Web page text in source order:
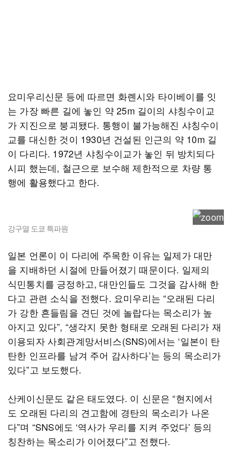
요미우리신문 등에 따르면 화롄시와 타이베이를 잇
는 가장 빠른 길에 놓인 약 25m 길이의 샤칭수이교
가 지진으로 붕괴됐다. 통행이 불가능해진 샤칭수이
교를 대신한 것이 1930년 건설된 인근의 약 10m 길
이 다리다. 1972년 샤칭수이교가 놓인 뒤 방치되다
시피 했는데, 철근으로 보수해 제한적으로 차량 통
행에 활용했다고 한다.
강구열 도쿄 특파원
일본 언론이 이 다리에 주목한 이유는 일제가 대만
을 지배하던 시절에 만들어졌기 때문이다. 일제의
식민통치를 긍정하고, 대만인들도 그것을 감사해 한
다고 관련 소식을 전했다. 요미우리는 “오래된 다리
가 강한 흔들림을 견딘 것에 놀랍다는 목소리가 높
아지고 있다”, “생각지 못한 형태로 오래된 다리가 재
이용되자 사회관계망서비스(SNS)에서는 ‘일본이 탄
탄한 인프라를 남겨 주어 감사하다’는 등의 목소리가
있다”고 보도했다.
산케이신문도 같은 태도였다. 이 신문은 “현지에서
도 오래된 다리의 견고함에 경탄의 목소리가 나온
다”며 “SNS에도 ‘역사가 우리를 지켜 주었다’ 등의
칭찬하는 목소리가 이어졌다”고 전했다.